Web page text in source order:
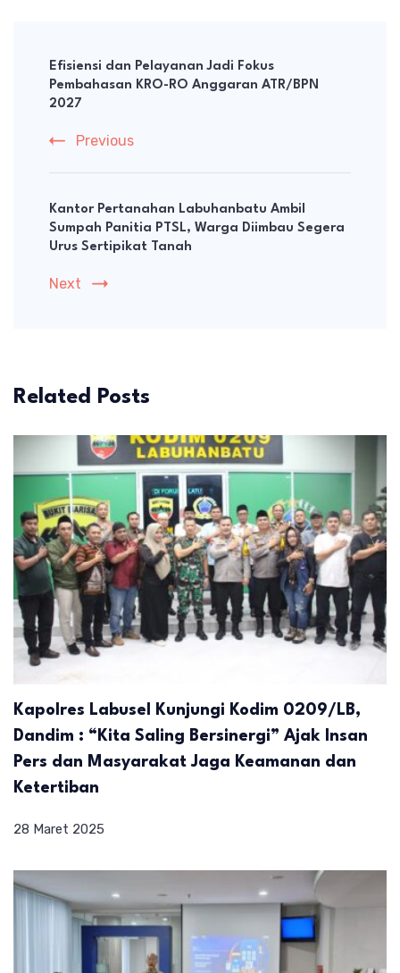
Navigation
Efisiensi dan Pelayanan Jadi Fokus
Pembahasan KRO-RO Anggaran ATR/BPN
2027
Previous
Kantor Pertanahan Labuhanbatu Ambil
Sumpah Panitia PTSL, Warga Diimbau Segera
Urus Sertipikat Tanah
Next
Related Posts
Kapolres Labusel Kunjungi Kodim 0209/LB,
Dandim : “Kita Saling Bersinergi” Ajak Insan
Pers dan Masyarakat Jaga Keamanan dan
Ketertiban
28 Maret 2025